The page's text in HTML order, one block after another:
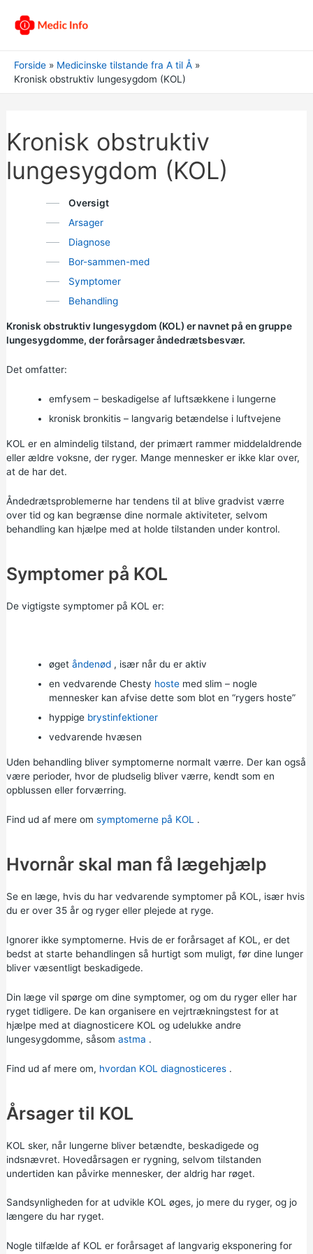
Forside
Medicinske tilstande fra A til Å
Kronisk obstruktiv lungesygdom (KOL)
Kronisk obstruktiv
lungesygdom (KOL)
Oversigt
Arsager
Diagnose
Bor-sammen-med
Symptomer
Behandling
Kronisk obstruktiv lungesygdom (KOL) er navnet på en gruppe
lungesygdomme, der forårsager åndedrætsbesvær.
Det omfatter:
emfysem – beskadigelse af luftsækkene i lungerne
kronisk bronkitis – langvarig betændelse i luftvejene
KOL er en almindelig tilstand, der primært rammer middelaldrende
eller ældre voksne, der ryger. Mange mennesker er ikke klar over,
at de har det.
Åndedrætsproblemerne har tendens til at blive gradvist værre
over tid og kan begrænse dine normale aktiviteter, selvom
behandling kan hjælpe med at holde tilstanden under kontrol.
Symptomer på KOL
De vigtigste symptomer på KOL er:
øget åndenød, især når du er aktiv
en vedvarende Chesty hostemed slim – nogle
mennesker kan afvise dette som blot en “rygers hoste”
hyppige brystinfektioner
vedvarende hvæsen
Uden behandling bliver symptomerne normalt værre. Der kan også
være perioder, hvor de pludselig bliver værre, kendt som en
opblussen eller forværring.
Find ud af mere om symptomerne på KOL .
Hvornår skal man få lægehjælp
Se en læge, hvis du har vedvarende symptomer på KOL, især hvis
du er over 35 år og ryger eller plejede at ryge.
Ignorer ikke symptomerne. Hvis de er forårsaget af KOL, er det
bedst at starte behandlingen så hurtigt som muligt, før dine lunger
bliver væsentligt beskadigede.
Din læge vil spørge om dine symptomer, og om du ryger eller har
ryget tidligere. De kan organisere en vejrtrækningstest for at
hjælpe med at diagnosticere KOL og udelukke andre
lungesygdomme, såsom astma .
Find ud af mere om, hvordan KOL diagnosticeres.
Årsager til KOL
KOL sker, når lungerne bliver betændte, beskadigede og
indsnævret. Hovedårsagen er rygning, selvom tilstanden
undertiden kan påvirke mennesker, der aldrig har røget.
Sandsynligheden for at udvikle KOL øges, jo mere du ryger, og jo
længere du har ryget.
Nogle tilfælde af KOL er forårsaget af langvarig eksponering for